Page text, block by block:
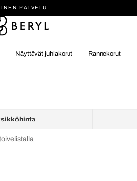
PALVELU
Näyttävät juhlakorut Rannekorut